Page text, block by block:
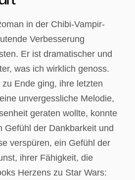
in der Chibi-Vampir-
Verbesserung
Er ist dramatischer und
was ich wirklich genoss.
Ende ging, ihre letzten
unvergessliche Melodie,
geraten wollte, konnte
Gefühl der Dankbarkeit und
verspüren, ein Gefühl der
ihrer Fähigkeit, die
Herzens zu Star Wars: